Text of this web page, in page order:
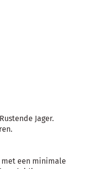
Jager.
met een minimale